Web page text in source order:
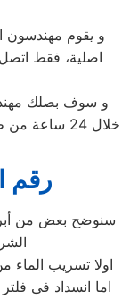
و يقوم مهندسون
اصلية، فقط
و سوف بصلك
خلال 24
رقم
سنوضح بعض من
اولا تسريب الماء
اما انسداد فى